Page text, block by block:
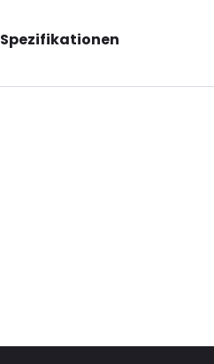
Spezifikationen
External Length: 120